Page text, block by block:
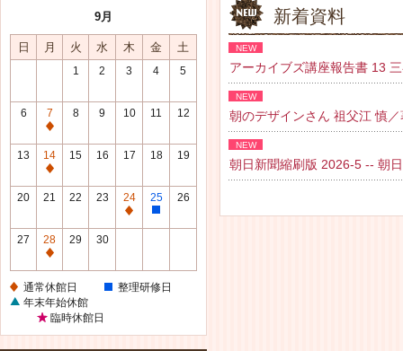
館
日
9月
日 月 火 水 木 金 土
1 2 3 4 5
6
7
通
常
休
館
8 9 10 11 12
13
14
通
常
館
日
15 16 17 18 19
20 21 22 23
24
通
館
日
25
整
修
日
26
27
28
通
休
館
日
29 30
通常休館日
整理研修日
年末年始休館
臨時休館日
新着資料
NEW
アーカイブズ講座報告書 13
NEW
朝のデザインさん 祖父江 慎
NEW
朝日新聞縮刷版 2026-5 -- 朝